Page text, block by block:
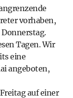
vorhaben,
Tagen. Wir
eine
angeboten,
auf einer